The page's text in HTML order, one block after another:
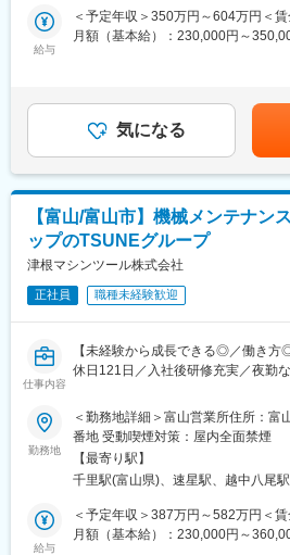
■当社の魅力
当社では前身となった企業が手がけ
携によって巨大な鉄板が日本の工業
生まれ変わっていく過程を見ると、
感じさせてくれます。オンリーワン
にはピッタリな職場です◎
変更の範囲：会社の定める業務
・顧客への定期接点
・見積書や提案書の作成
詳細な製品設計や仕様決めなど専門
技術担当者同行の上商談を行うため
■入社後の流れ
入社後3~6か月ほど座学研修や現場
業界理解を深めていただきます。
■担当顧客数
・北関東～中国地方までの範囲で1
ていただきます。
・顧客によっては月に1回程度、国
場合があります※会社規定により出
・40代～50代の社員が多く営業部
名で運営しています。
・現在担当エリアなどはありません
■当社について：
給与
＜予定年収＞350万円～604万円＜
月額（基本給）：230,000円～
残業手当＞有＜給与補足＞■その他
一律支給。■昇給：あり（過去実績
円）■賞与：あり（過去実績：年2
賃金はあくまでも目安の金額であり
性があります。月給(月額)は固定手
気になる
【富山/富山市】機械メンテナ
ップのTSUNEグループ
津根マシンツール株式会社
正社員 職種未経験歓迎
仕事内容
【未経験から成長できる◎／働き
休日121日／入社後研修充実／夜勤
■仕事内容
世界有数の金属切断メーカーの
フターメンテナンスをお任せします。
TSUNEグループが生産する工作機
ビスの仕事となります。具体的には
工場へ伺い、機械の修理・メンテナ
の簡単な事務作業もあります（簡単
勤務地
＜勤務地詳細＞富山営業所住所：富
番地 受動喫煙対策：屋内全面禁煙
【最寄り駅】
千里駅(富山県)、速星駅、越中八尾駅
給与
＜予定年収＞387万円～582万円＜
月額（基本給）：230,000円～